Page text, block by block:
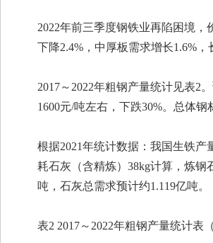
2022年前三季度钢铁业再陷困境
下降2.4%，中厚板需求增长1.6%
2017～2022年粗钢产量统计见表2
1600元/吨左右，下跌30%。总体
根据2021年统计数据：我国生铁产
耗石灰（含精炼）38kg计算，炼钢
吨，石灰总需求预计约1.119亿吨。
表2 2017～2022年粗钢产量统计表